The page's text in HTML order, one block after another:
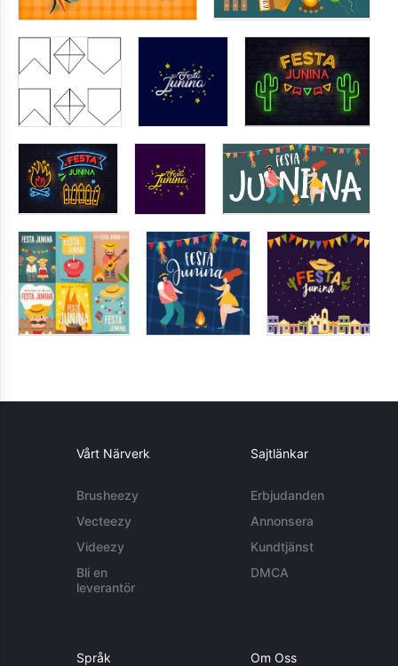
Vårt Närverk
Brusheezy
Vecteezy
Videezy
Bli en
leverantör
Sajtlänkar
Erbjudanden
Annonsera
Kundtjänst
DMCA
Språk Om Oss